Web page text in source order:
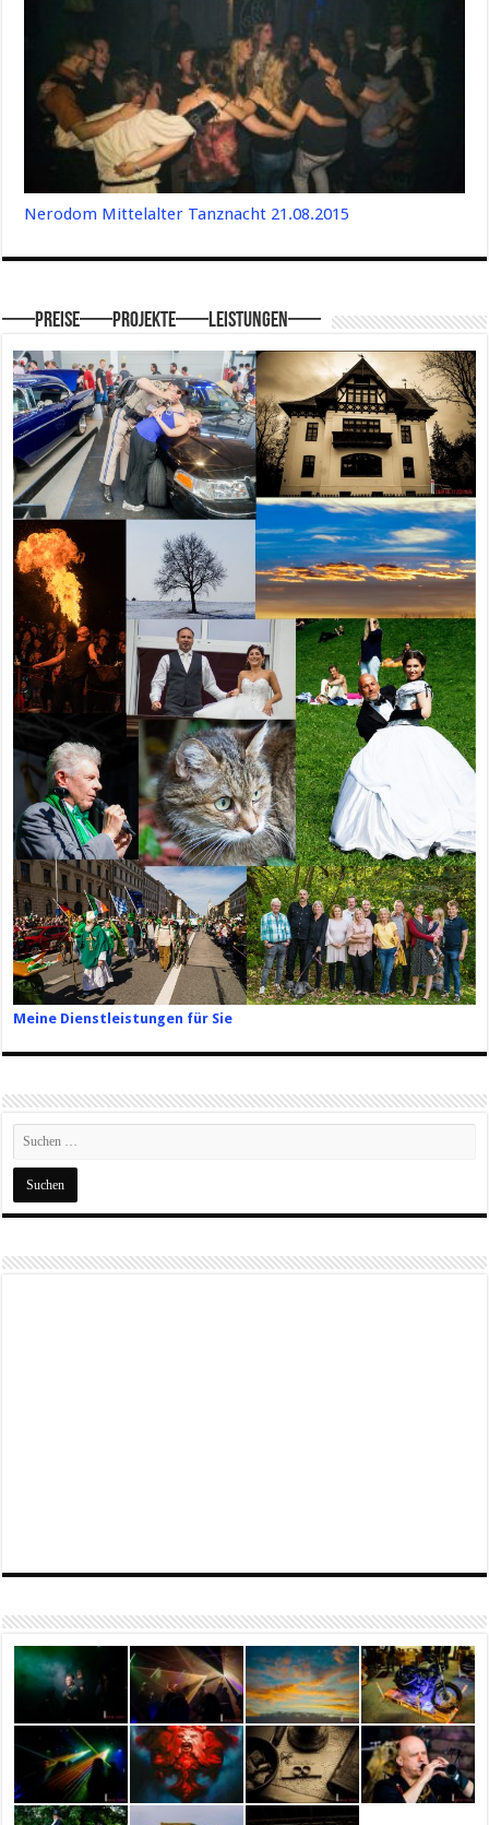
Nerodom Mittelalter Tanznacht 21.08.2015
—–Preise—–Projekte—–Leistungen—–
Meine Dienstleistungen für Sie